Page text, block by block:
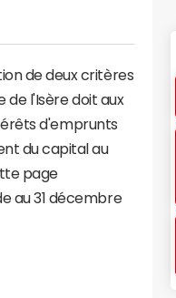
de deux critères
de l'Isère doit aux
d'emprunts
du capital au
page
au 31 décembre